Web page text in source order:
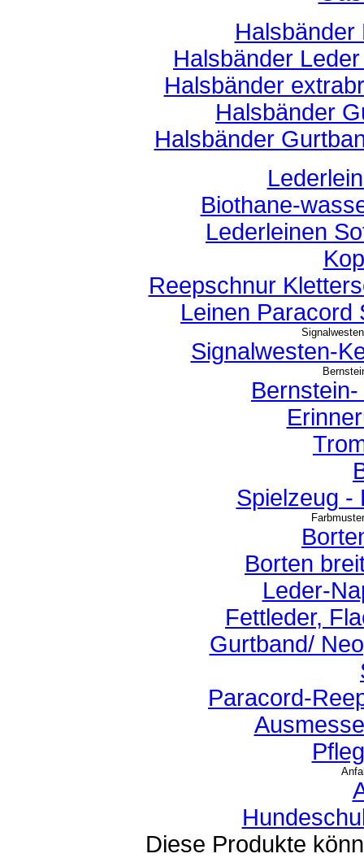
Halsbänder
Halsbänder
Halsbänder
Halsbänder
Halsbänder
Biothane-
Lederleinen
Reepschnur
Leinen Paracord
Signalwesten-
Spielzeug -
Borten
Leder-
Fettleder,
Gurtband/
Paracord-
Diese Produkte